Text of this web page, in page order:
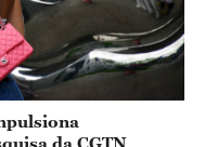
da CGTN